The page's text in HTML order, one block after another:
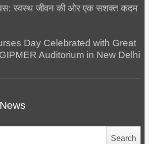
स्वस्थ जीवन की ओर एक सशक्त कदम
Day Celebrated with Great
Auditorium in New Delhi